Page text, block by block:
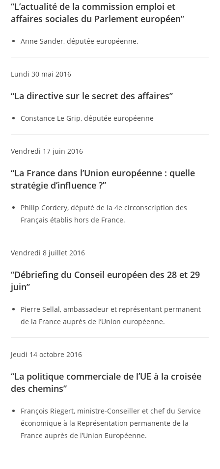
“L’actualité de la commission emploi et
affaires sociales du Parlement européen”
Anne Sander, députée européenne.
Lundi 30 mai 2016
“La directive sur le secret des affaires”
Constance Le Grip, députée européenne
Vendredi 17 juin 2016
“La France dans l’Union européenne : quelle
stratégie d’influence ?”
Philip Cordery, député de la 4e circonscription des
Français établis hors de France.
Vendredi 8 juillet 2016
“Débriefing du Conseil européen des 28 et 29
juin”
Pierre Sellal, ambassadeur et représentant permanent
de la France auprès de l’Union européenne.
Jeudi 14 octobre 2016
“La politique commerciale de l’UE à la croisée
des chemins”
François Riegert, ministre-Conseiller et chef du Service
économique à la Représentation permanente de la
France auprès de l’Union Européenne.